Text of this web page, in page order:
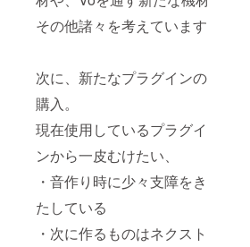
その他諸々を考えています
次に、新たなプラグインの
購入。
現在使用しているプラグイ
ンから一皮むけたい、
・音作り時に少々支障をき
たしている
・次に作るものはネクスト